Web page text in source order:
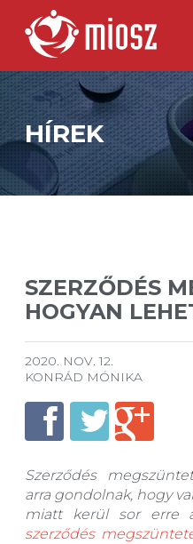
HÍREK
SZERZŐDÉS
HOGYAN
2020. NOV. 12.
KONRÁD MÓNIKA
Szerződés
arra gondolnak, hogy
miatt kerül sor erre
szerződés